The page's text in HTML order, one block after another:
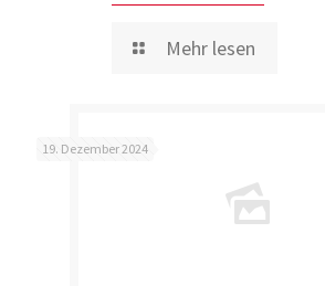
Mehr lesen
19. Dezember 2024